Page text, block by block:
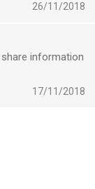
26/11/2018
information
17/11/2018